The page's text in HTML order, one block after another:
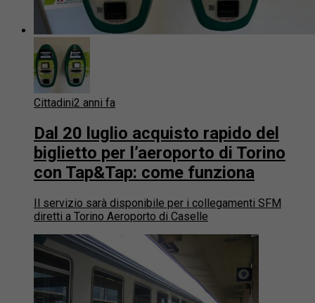
Cittadini2 anni fa
Dal 20 luglio acquisto rapido del
biglietto per l’aeroporto di Torino
con Tap&Tap: come funziona
Il servizio sarà disponibile per i collegamenti SFM
diretti a Torino Aeroporto di Caselle